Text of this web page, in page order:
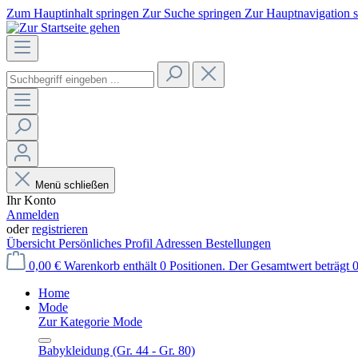
Zum Hauptinhalt springen Zur Suche springen Zur Hauptnavigation
Menü schließen
Ihr Konto
Anmelden
oderregistrieren
Übersicht Persönliches Profil Adressen Bestellungen
0,00 € Warenkorb enthält 0 Positionen. Der Gesamtwert beträgt
Home
Mode
Zur Kategorie Mode
Babykleidung (Gr. 44 - Gr. 80)